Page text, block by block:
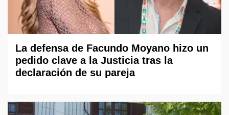
La defensa de Facundo Moyano hizo un
pedido clave a la Justicia tras la
declaración de su pareja